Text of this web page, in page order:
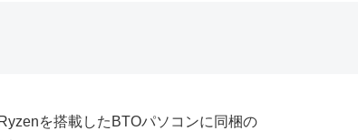
を搭載したBTOパソコンに同梱の